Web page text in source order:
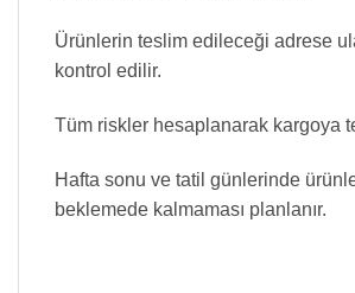
Ürünlerin teslim edileceği adrese
kontrol edilir.
Tüm riskler hesaplanarak kargoya
Hafta sonu ve tatil günlerinde
beklemede kalmaması planlanır.